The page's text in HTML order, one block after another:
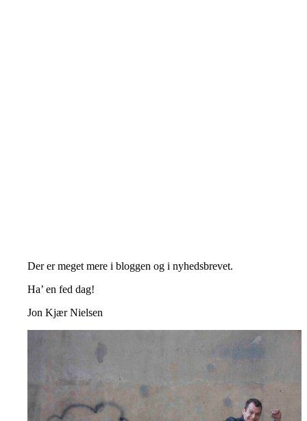
Der er meget mere i bloggen og i nyhedsbrevet.
Ha’ en fed dag!
Jon Kjær Nielsen